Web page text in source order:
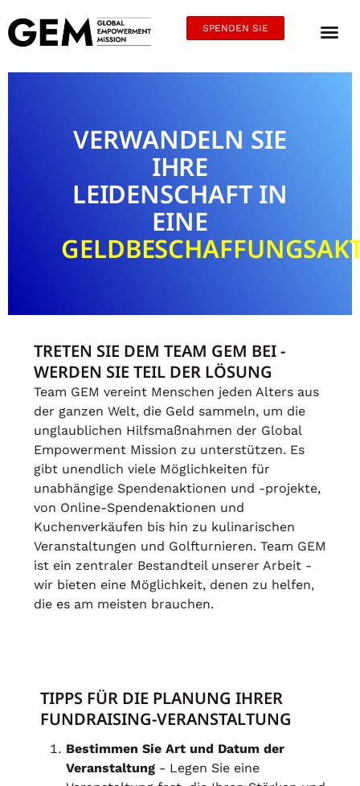
SPENDEN SIE
VERWANDELN SIE
IHRE
LEIDENSCHAFT IN
EINE
TRETEN SIE DEM TEAM GEM BEI -
WERDEN SIE TEIL DER LÖSUNG
Team GEM vereint Menschen jeden Alters aus
der ganzen Welt, die Geld sammeln, um die
unglaublichen Hilfsmaßnahmen der Global
Empowerment Mission zu unterstützen. Es
gibt unendlich viele Möglichkeiten für
unabhängige Spendenaktionen und -projekte,
von Online-Spendenaktionen und
Kuchenverkäufen bis hin zu kulinarischen
Veranstaltungen und Golfturnieren. Team GEM
ist ein zentraler Bestandteil unserer Arbeit -
wir bieten eine Möglichkeit, denen zu helfen,
die es am meisten brauchen.
TIPPS FÜR DIE PLANUNG IHRER
FUNDRAISING-VERANSTALTUNG
Bestimmen Sie Art und Datum der
Veranstaltung - Legen Sie eine